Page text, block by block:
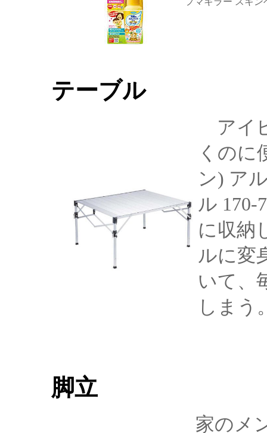
テーブル
アイ
くのに
ン) ア
ル 170-
に収納
ルに変
いて、
しまう
脚立
家のメ